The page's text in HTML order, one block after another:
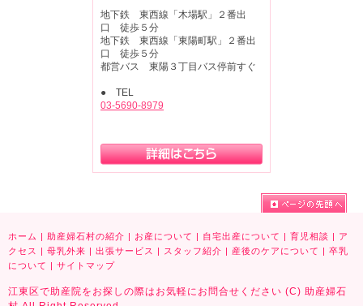
地下鉄 東西線「木場駅」２番出
口 徒歩５分
地下鉄 東西線「東陽町駅」２番出
口 徒歩５分
都営バス 東陽３丁目バス停前すぐ
● TEL
03-5690-8979
ホーム | 助産婦石村の紹介 | お産について | 自宅出産について | 育児相談 | ア
クセス
| 母乳外来 | 出張サービス | スタッフ紹介 | 産後のケアについて | 卒乳
について | サイトマップ
江東区で助産院をお探しの際はお気軽にお問合せください (C) 助産婦石